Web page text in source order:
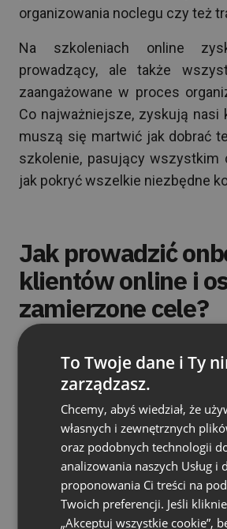
organizowania noclegu czy też
Na szkoleniach online
prowadzący, ale także
zaangażowane w proces
Co najważniejsze, zyskują nasi
muszą się martwić jak dobrać
szkolenie, pasujący wszystkim
jak pokryć wszelkie niezbędne
Jak prowadzić
klientów online i
zamierzone cele?
Prowadzenie wirtualnych
okazać nie lada wyzwaniem.
tej pory nie były one
wywoływać obawy i
może zetknął się z
dotyczącymi
też początkową niechęcią do
Dlatego też warto zadbać o
kwestii, które wszystkim
To Twoje dane i Ty
zarządzasz.
Chcemy, abyś wiedział, że
własnych i zewnętrznych
oraz podobnych technologii
analizowania naszych Usług i
proponowania Ci treści na
Twoich preferencji. Jeśli
„Akceptuj wszystkie cookie”,